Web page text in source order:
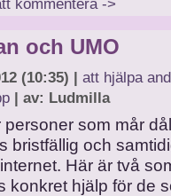
kommentera ->
och UMO
(10:35) | att hjälpa
| av: Ludmilla
personer som mår
bristfällig och
Här är två
konkret hjälp för de